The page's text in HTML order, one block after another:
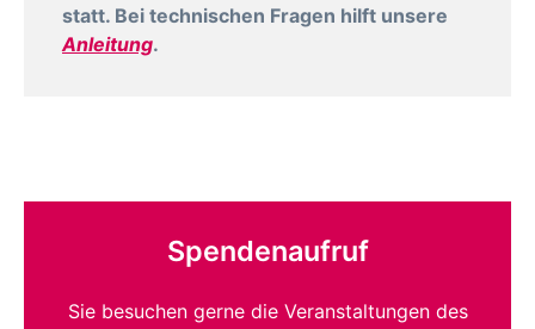
statt. Bei technischen Fragen hilft unsere
Anleitung.
Spendenaufruf
Sie besuchen gerne die Veranstaltungen des